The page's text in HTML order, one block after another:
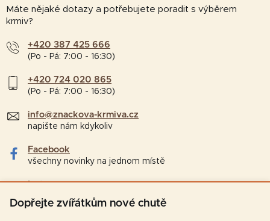
Dopřejte zvířátkům nové chutě
Máte nějaké dotazy a potřebujete poradit s výběrem
krmiv?
+420 387 425 666
(Po - Pá: 7:00 - 16:30)
+420 724 020 865
(Po - Pá: 7:00 - 16:30)
info@znackova-krmiva.cz
napište nám kdykoliv
Facebook
všechny novinky na jednom místě
Instagram
tipy a zajímavosti pro chovatele